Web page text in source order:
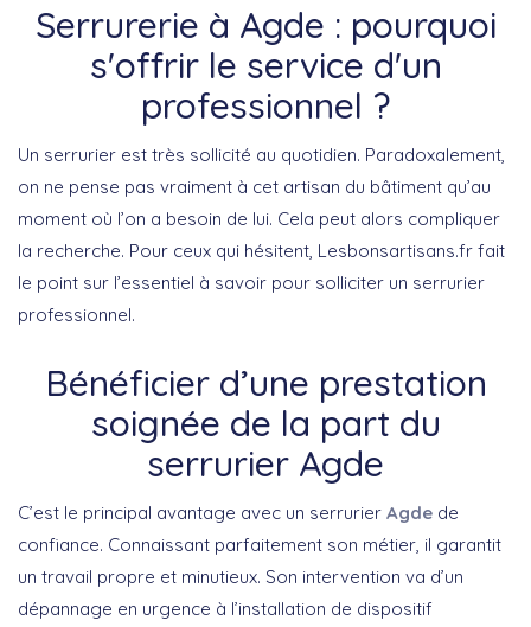
Serrurerie à Agde : pourquoi
s'offrir le service d'un
professionnel ?
Un serrurier est très sollicité au quotidien. Paradoxalement,
on ne pense pas vraiment à cet artisan du bâtiment qu’au
moment où l’on a besoin de lui. Cela peut alors compliquer
la recherche. Pour ceux qui hésitent, Lesbonsartisans.fr fait
le point sur l’essentiel à savoir pour solliciter un serrurier
professionnel.
Bénéficier d’une prestation
soignée de la part du
serrurier Agde
C’est le principal avantage avec un serrurier Agde de
confiance. Connaissant parfaitement son métier, il garantit
un travail propre et minutieux. Son intervention va d’un
dépannage en urgence à l’installation de dispositif